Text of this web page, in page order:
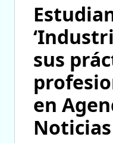
sus
en
Noticias